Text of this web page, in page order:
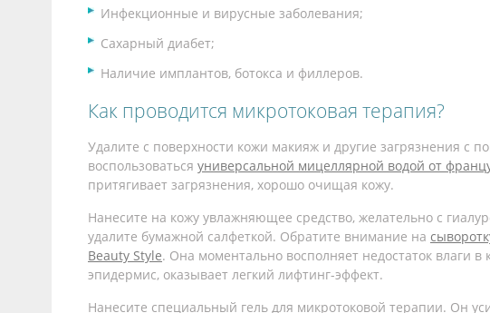
Инфекционные и вирусные заболевания;
Сахарный диабет;
Наличие имплантов, ботокса и филлеров.
Как проводится микротоковая терапия?
Удалите с поверхности кожи макияж и другие загрязнения
воспользоваться универсальной мицеллярной водой от
притягивает загрязнения, хорошо очищая кожу.
Нанесите на кожу увлажняющее средство, желательно с
удалите бумажной салфеткой. Обратите внимание на
Beauty Style. Она моментально восполняет недостаток влаги в
эпидермис, оказывает легкий лифтинг-эффект.
Нанесите специальный гель для микротоковой терапии. Он